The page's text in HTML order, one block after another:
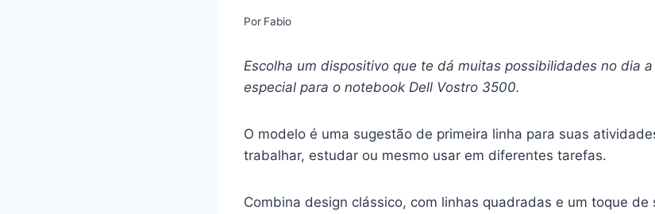
Por Fabio
Escolha um dispositivo que te dá muitas possibilidades no dia
especial para o notebook Dell Vostro 3500.
O modelo é uma sugestão de primeira linha para suas
trabalhar, estudar ou mesmo usar em diferentes tarefas.
Combina design clássico, com linhas quadradas e um toque de